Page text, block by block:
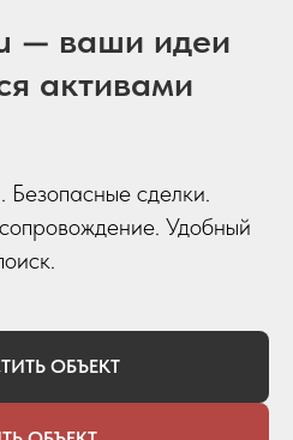
— ваши идеи
активами
Безопасные сделки.
Удобный
ОБЪЕКТ